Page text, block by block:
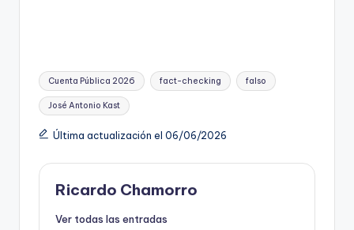
Etiquetas:
Cuenta Pública 2026 fact-checking falso
José Antonio Kast
Última actualización el 06/06/2026
Ricardo Chamorro
Ver todas las entradas